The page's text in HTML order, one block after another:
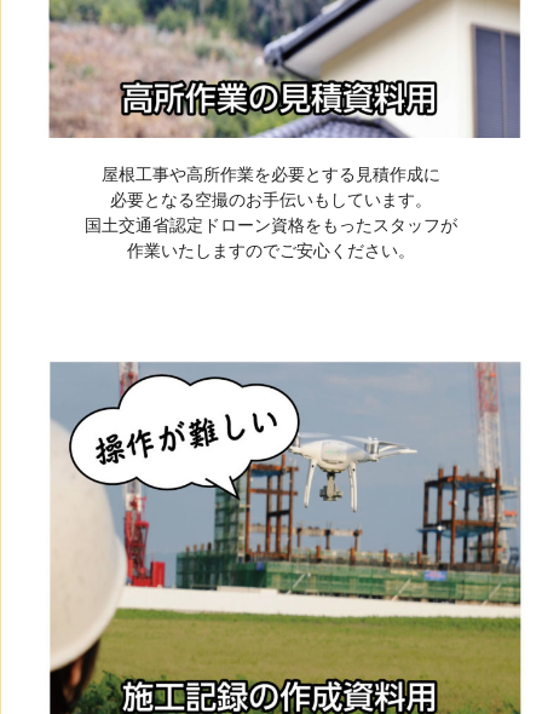
屋根工事や高所作業を必要とする見積作成に
必要となる空撮のお手伝いもしています。
国土交通省認定ドローン資格をもったスタッフが
作業いたしますのでご安心ください。